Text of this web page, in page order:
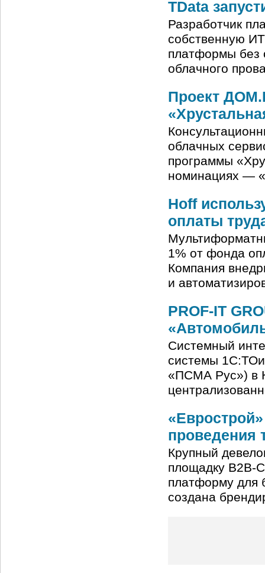
TData
Разработчик
собственную
платформы без
облачного
Проект
облачных
программы
номинациях —
Hoff
оплаты
1% от фонда
Компания
и
PROF-IT
Системный
системы
«ПСМА Рус») в
проведения
Крупный
площадку B2B-
платформу для
создана